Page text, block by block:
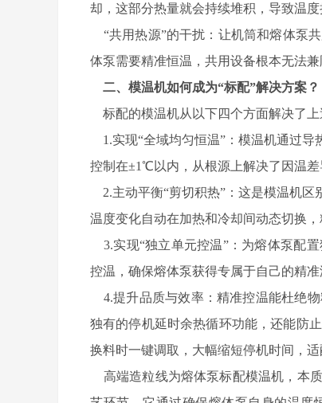
却，这部分热量就会持续堆积，导致温度
“共用热源”的干扰：让机筒和熔体泵
体泵需要精准恒温，共用设备根本无法兼
二、模温机如何成为“标配”解决方案？
标配的模温机从以下四个方面解决了上
1.实现“全域均匀恒温”：模温机通过导
控制在±1℃以内，从根源上解决了因温差
2.主动平衡“剪切积热”：这是模温机区
温度变化自动在加热和冷却间动态切换，
3.实现“独立单元控温”：为熔体泵配
控温，确保熔体泵获得专属于自己的精准
4.提升品质与效率：精准控温能杜绝物
独有的停机延时余热循环功能，还能防
换料时一键调取，大幅缩短停机时间，适
高端造粒线为熔体泵标配模温机，本